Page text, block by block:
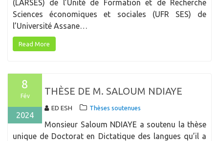
(LARSES) de l’Unité de Formation et de Recherche
Sciences économiques et sociales (UFR SES) de
l’Université Assane…
Read More
8
Fév
2024
THÈSE DE M. SALOUM NDIAYE
ED ESH Thèses soutenues
Monsieur Saloum NDIAYE a soutenu la thèse
unique de Doctorat en Dictatique des langues qu’il a